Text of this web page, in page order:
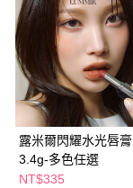
露米爾閃耀水光唇膏
3.4g-多色任選
NT$335